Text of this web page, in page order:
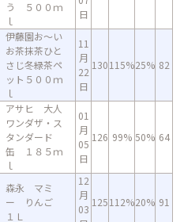
う ５００ｍ
ｌ
日
伊藤園お～い
お茶抹茶ひと
さじ冬緑茶ペ
ット５００ｍ
ｌ
11
月
22
日
130115%25% 82
アサヒ 大人
ワンダザ・ス
タンダード
缶 １８５ｍ
ｌ
01
月
05
日
126 99% 50% 64
森永 マミ
ー りんご
１Ｌ
12
月
03
125112%20% 91